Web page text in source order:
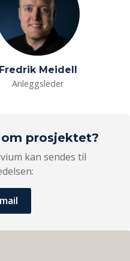
Fredrik Meidell
Anleggsleder
prosjektet?
kan sendes til